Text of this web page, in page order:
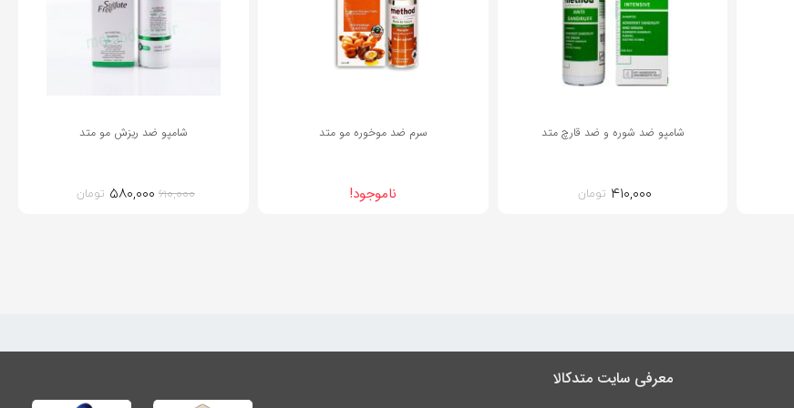
شامپو ضد شوره و ضد قارچ متد
۴۱۰,۰۰۰ تومان
سرم ضد موخوره مو متد
ناموجود!
شامپو ضد ریزش مو متد
۶۱۰,۰۰۰ ۵۸۰,۰۰۰ تومان
معرفی سایت متدکالا